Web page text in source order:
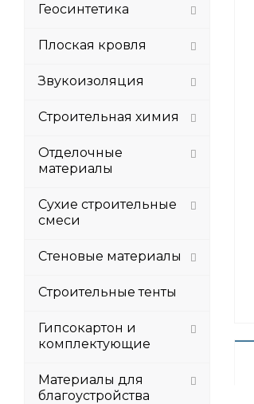
Геосинтетика
Плоская кровля
Звукоизоляция
Строительная химия
Отделочные
материалы
Сухие строительные
смеси
Стеновые материалы
Строительные тенты
Гипсокартон и
комплектующие
Материалы для
благоустройства